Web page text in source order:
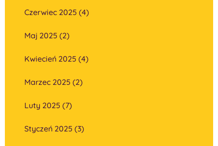
Czerwiec 2025 (4)
Maj 2025 (2)
Kwiecień 2025 (4)
Marzec 2025 (2)
Luty 2025 (7)
Styczeń 2025 (3)